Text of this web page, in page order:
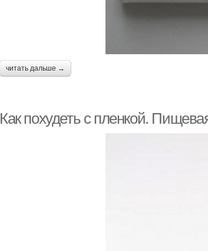
читать дальше →
Как похудеть с пленкой.